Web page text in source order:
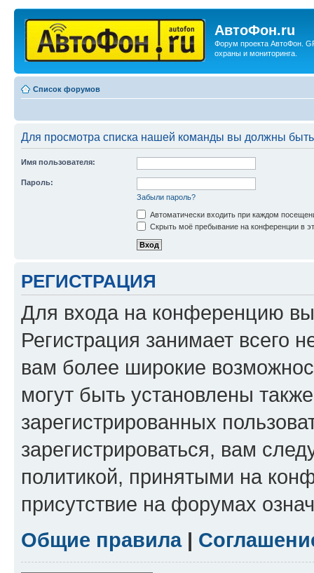
АвтоФон.ru
Форум проекта АвтоФон.
охраны и мониторинга.
Список форумов
Для просмотра списка нашей команды вы должны
Имя пользователя:
Пароль:
Забыли пароль?
Автоматически входить при каждом
Скрыть моё пребывание на конференции в
РЕГИСТРАЦИЯ
Для входа на конференцию
Регистрация занимает всего
вам более широкие
могут быть установлены
зарегистрированных
зарегистрироваться, вам
политикой, принятыми на
присутствие на форумах
Общие правила|